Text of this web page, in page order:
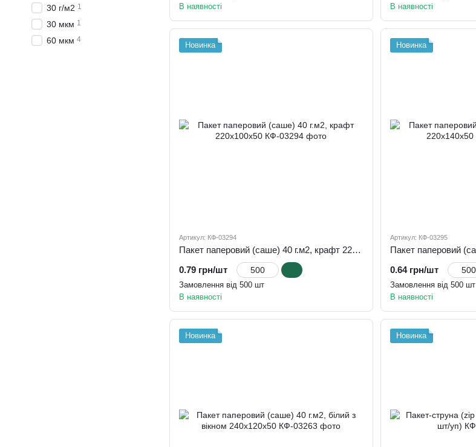
В наявності
В наявності
Новинка
Артикул: КФ-03294
Пакет паперовий (саше) 40 г.м2, крафт 220х100х50
0.79 грн/шт
Замовлення від 500 шт
В наявності
Новинка
Артикул: КФ-03295
0.64 грн/шт
Замовлення від 500 шт
В наявності
Новинка Новинка
30 г/м2 1
30 мкм 1
60 мкм 4